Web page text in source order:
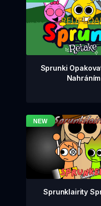
Sprunki
Nahráním
Sprunklairity